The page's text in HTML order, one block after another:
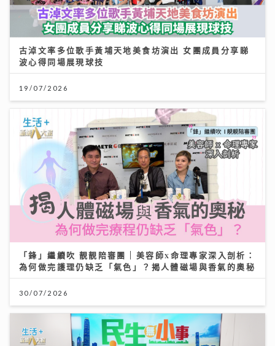
古淖文率多位歌手黃埔天地美食坊演出 女團成員分享睇
波心得同場展現球技
19/07/2026
「鋒」繼續吹 靚靚陪審團 | 美容師x命理專家深入剖析：
為何做完護理仍缺乏「氣色」？揭人體磁場與香氣的奧秘
30/07/2026